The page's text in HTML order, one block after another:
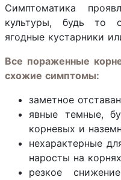
Симптоматика
культуры, будь то
ягодные кустарники
Все пораженные
схожие симптомы:
заметное
явные темные,
корневых и
нехарактерные
наросты на
резкое